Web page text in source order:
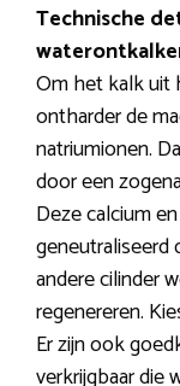
Technische
Om het kalk uit
ontharder de
natriumionen.
door een
Deze calcium
andere cilinder
regenereren.
Er zijn ook
verkrijgbaar die